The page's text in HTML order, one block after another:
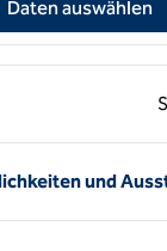
Daten auswählen
und